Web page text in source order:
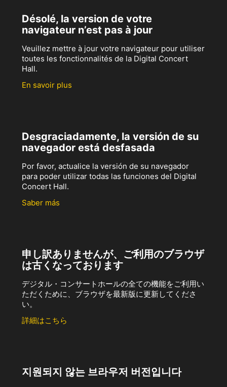
Désolé, la version de votre
navigateur n’est pas à jour
Veuillez mettre à jour votre navigateur pour utiliser
toutes les fonctionnalités de la Digital Concert
Hall.
En savoir plus
Desgraciadamente, la versión de su
navegador está desfasada
Por favor, actualice la versión de su navegador
para poder utilizar todas las funciones del Digital
Concert Hall.
Saber más
申し訳ありませんが、ご利用のブラウザ
は古くなっております
デジタル・コンサートホールの全ての機能をご利用い
ただくために、ブラウザを最新版に更新してくださ
い。
詳細はこちら
지원되지 않는 브라우저 버전입니다